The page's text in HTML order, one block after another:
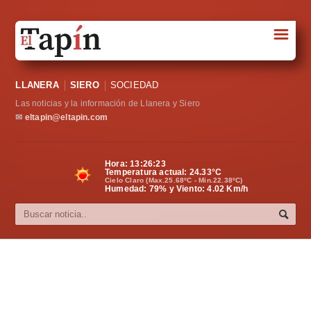
Sociedad
Política
Cultura
☰
LLANERA SIERO SOCIEDAD
Las noticias y la información de Llanera y Siero
✉ eltapin@eltapin.com
Hora:13:26:24
Temperatura actual: 24.33°C
Cielo Claro (Max.25.68ºC - Min.22.38ºC)
Humedad: 79% y Viento: 4.02 Km/h